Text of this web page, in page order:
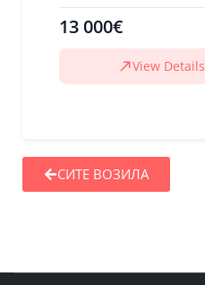
13 000€
View Details
СИТЕ ВОЗИЛА